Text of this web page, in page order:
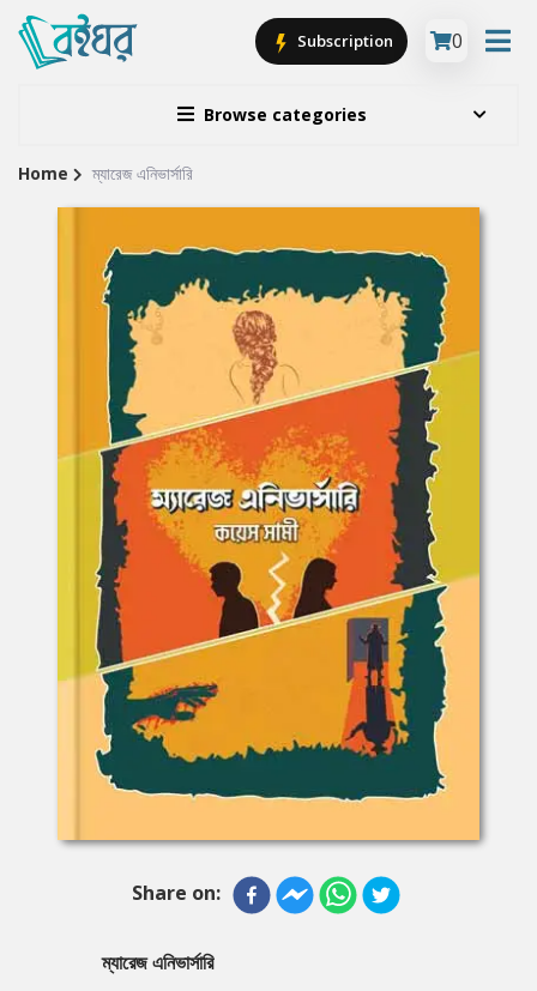
Browse categories
Subscription 0
Site
Breadcrumb
Home ম্যারেজ এনিভার্সারি
Share on:
ম্যারেজ এনিভার্সারি